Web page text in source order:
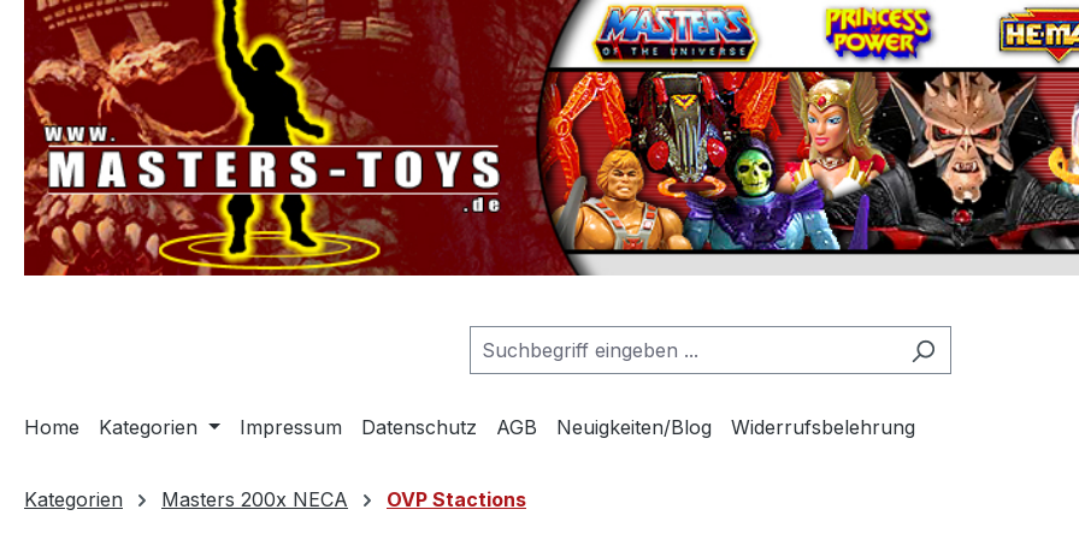
Zur Hauptnavigation springen
Home Kategorien Impressum Datenschutz AGB Neuigkeiten/Blog Widerrufsbelehrung
Kategorien Masters 200x NECA OVP Stactions